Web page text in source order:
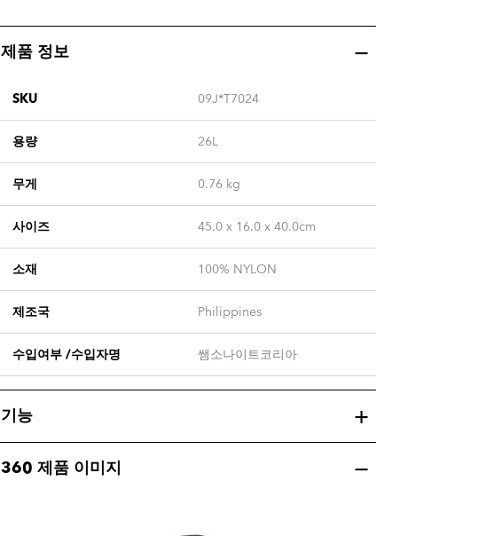
제품 정보
SKU 09J*T7024
용량 26L
무게 0.76 kg
사이즈 45.0 x 16.0 x 40.0cm
소재 100% NYLON
제조국 Philippines
수입여부 /수입자명 쌤소나이트코리아
기능
360 제품 이미지